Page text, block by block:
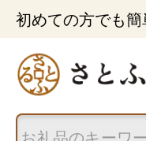
初めての方でも